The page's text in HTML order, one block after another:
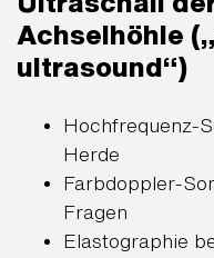
Achselhöhle
ultrasound“)
Hochfrequenz-
Herde
Farbdoppler-
Fragen
Elastographie